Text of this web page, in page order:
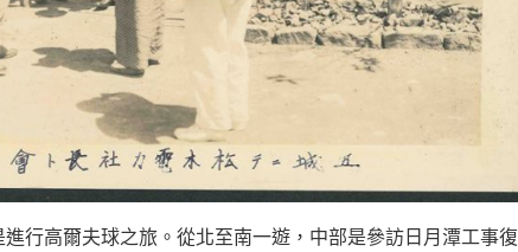
進行高爾夫球之旅。從北至南一遊，中部是參訪日月潭工事復